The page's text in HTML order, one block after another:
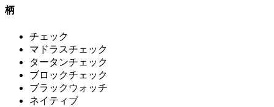
柄
チェック
マドラスチェック
タータンチェック
ブロックチェック
ブラックウォッチ
ネイティブ